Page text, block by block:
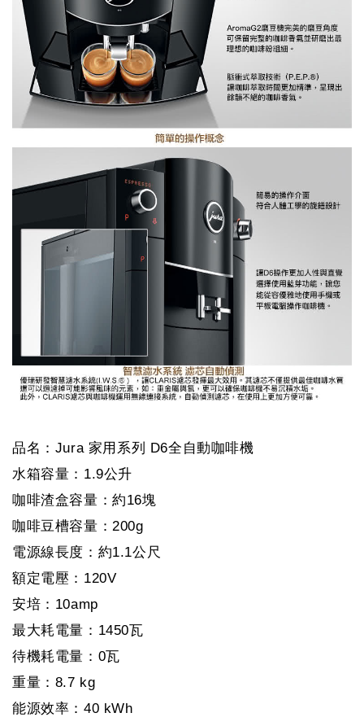
品名：Jura 家用系列 D6全自動咖啡機
水箱容量：1.9公升
咖啡渣盒容量：約16塊
咖啡豆槽容量：200g
電源線長度：約1.1公尺
額定電壓：120V
安培：10amp
最大耗電量：1450瓦
待機耗電量：0瓦
重量：8.7 kg
能源效率：40 kWh